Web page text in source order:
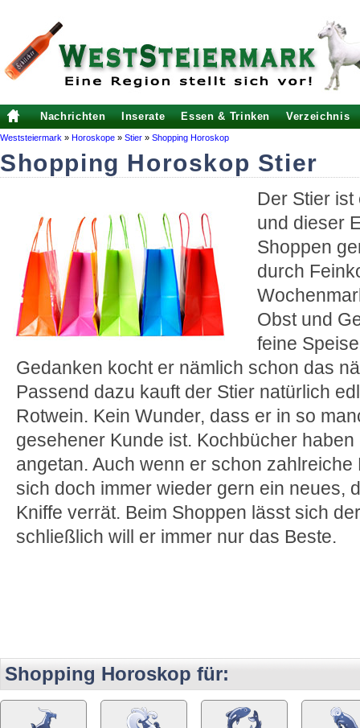
Nachrichten Inserate Essen & Trinken Verzeichnis
Weststeiermark » Horoskope » Stier » Shopping Horoskop
Shopping Horoskop Stier
Der Stier
und dieser
Shoppen
durch
Obst und
feine
Gedanken kocht er nämlich schon das
Passend dazu kauft der Stier natürlich
Rotwein. Kein Wunder, dass er in so
gesehener Kunde ist. Kochbücher
angetan. Auch wenn er schon
sich doch immer wieder gern ein neues,
Kniffe verrät. Beim Shoppen lässt sich
schließlich will er immer nur das Beste.
Shopping Horoskop für: